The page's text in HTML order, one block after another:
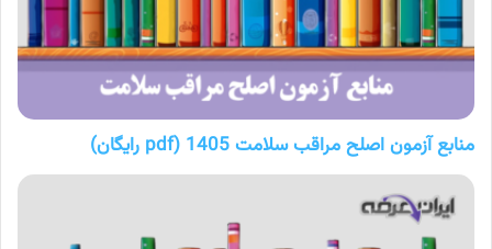
منابع آزمون اصلح مراقب سلامت 1405 (pdf رایگان)